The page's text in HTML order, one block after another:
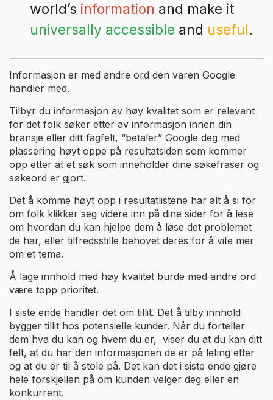
world’s information and make it
universally accessible and useful.
Informasjon er med andre ord den varen Google
handler med.
Tilbyr du informasjon av høy kvalitet som er relevant
for det folk søker etter av informasjon innen din
bransje eller ditt fagfelt, “betaler” Google deg med
plassering høyt oppe på resultatsiden som kommer
opp etter at et søk som inneholder dine søkefraser og
søkeord er gjort.
Det å komme høyt opp i resultatlistene har alt å si for
om folk klikker seg videre inn på dine sider for å lese
om hvordan du kan hjelpe dem å løse det problemet
de har, eller tilfredsstille behovet deres for å vite mer
om et tema.
Å lage innhold med høy kvalitet burde med andre ord
være topp prioritet.
I siste ende handler det om tillit. Det å tilby innhold
bygger tillit hos potensielle kunder. Når du forteller
dem hva du kan og hvem du er, viser du at du kan ditt
felt, at du har den informasjonen de er på leting etter
og at du er til å stole på. Det kan det i siste ende gjøre
hele forskjellen på om kunden velger deg eller en
konkurrent.